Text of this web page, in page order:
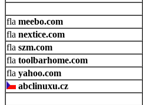
meebo.com
nextice.com
szm.com
toolbarhome.com
yahoo.com
abclinuxu.cz